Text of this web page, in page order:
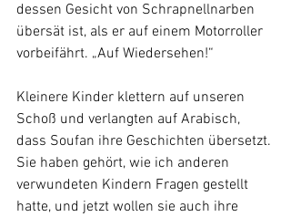
dessen Gesicht von Schrapnellnarben
übersät ist, als er auf einem Motorroller
vorbeifährt. „Auf Wiedersehen!“
Kleinere Kinder klettern auf unseren
Schoß und verlangten auf Arabisch,
dass Soufan ihre Geschichten übersetzt.
Sie haben gehört, wie ich anderen
verwundeten Kindern Fragen gestellt
hatte, und jetzt wollen sie auch ihre